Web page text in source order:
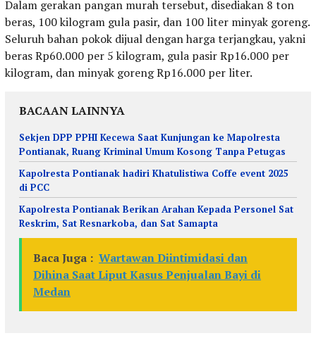
Dalam gerakan pangan murah tersebut, disediakan 8 ton
beras, 100 kilogram gula pasir, dan 100 liter minyak goreng.
Seluruh bahan pokok dijual dengan harga terjangkau, yakni
beras Rp60.000 per 5 kilogram, gula pasir Rp16.000 per
kilogram, dan minyak goreng Rp16.000 per liter.
BACAAN LAINNYA
Sekjen DPP PPHI Kecewa Saat Kunjungan ke Mapolresta
Pontianak, Ruang Kriminal Umum Kosong Tanpa Petugas
Kapolresta Pontianak hadiri Khatulistiwa Coffe event 2025
di PCC
Kapolresta Pontianak Berikan Arahan Kepada Personel Sat
Reskrim, Sat Resnarkoba, dan Sat Samapta
Baca Juga : Wartawan Diintimidasi dan
Dihina Saat Liput Kasus Penjualan Bayi di
Medan